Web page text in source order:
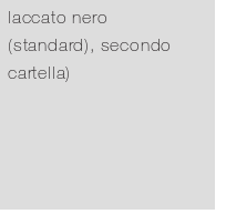
laccato nero
(standard), secondo
cartella)